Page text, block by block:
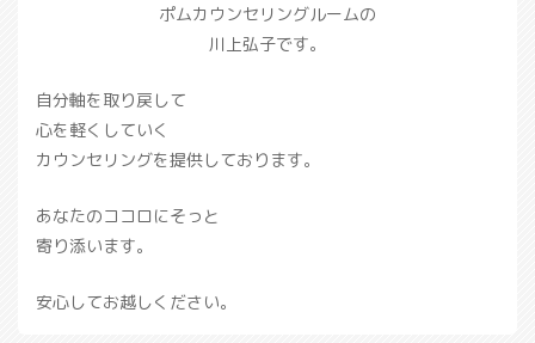
ポムカウンセリングルームの
川上弘子です。
自分軸を取り戻して
心を軽くしていく
カウンセリングを提供しております。
あなたのココロにそっと
寄り添います。
安心してお越しください。